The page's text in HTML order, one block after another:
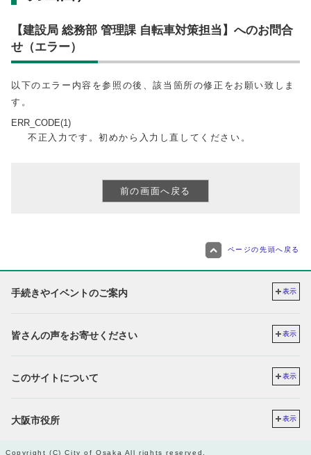
【建設局 総務部 管理課 自転車対策担当】へのお問合
せ（エラー）
以下のエラー内容を参照の後、該当箇所の修正をお願い致しま
す。
ERR_CODE(1)
不正入力です。初めから入力し直してください。
ページの先頭へ戻る
手続きやイベントのご案内 表示
皆さんの声をお寄せください 表示
このサイトについて 表示
大阪市役所 表示
Copyright (C) City of Osaka All rights reserved.